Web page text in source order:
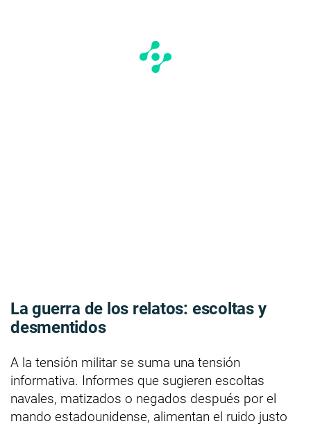
La guerra de los relatos: escoltas y
desmentidos
A la tensión militar se suma una tensión
informativa. Informes que sugieren escoltas
navales, matizados o negados después por el
mando estadounidense, alimentan el ruido justo